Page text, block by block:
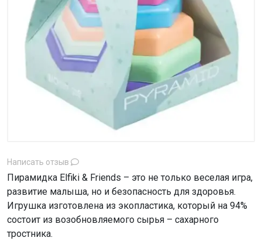
Написать отзыв
Пирамидка Elfiki & Friends – это не только веселая игра,
развитие малыша, но и безопасность для здоровья.
Игрушка изготовлена ​​из экопластика, который на 94%
состоит из возобновляемого сырья – сахарного
тростника.